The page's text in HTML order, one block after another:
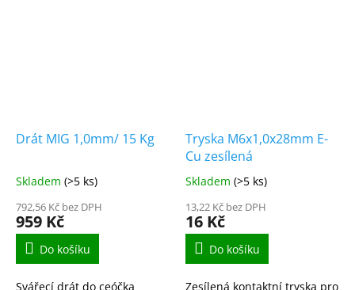
Drát MIG 1,0mm/ 15 Kg
Skladem (>5 ks)
792,56 Kč bez DPH
959 Kč
Do košíku
Svářecí drát do ceóčka
Tryska M6x1,0x28mm E-
Cu zesílená
Skladem (>5 ks)
13,22 Kč bez DPH
16 Kč
Do košíku
Zesílená kontaktní tryska pro